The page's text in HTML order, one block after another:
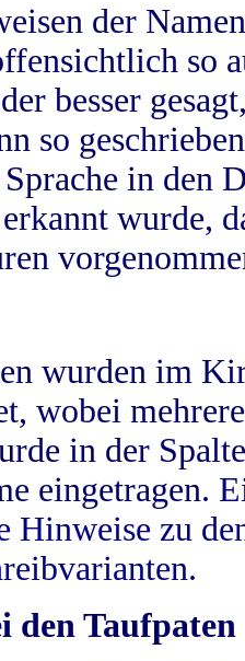
der
so
besser
so
Sprache in
wurde,
wurden im
wobei
in der
eingetragen.
Hinweise zu
den Taufpaten